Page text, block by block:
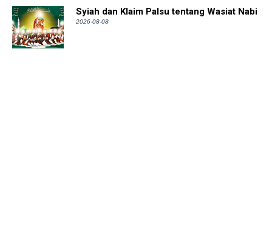
Syiah dan Klaim Palsu tentang Wasiat Nabi
2026-08-08